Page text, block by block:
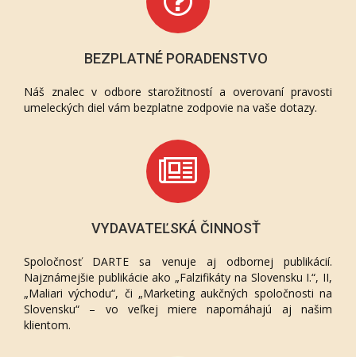
BEZPLATNÉ PORADENSTVO
Náš znalec v odbore starožitností a overovaní pravosti
umeleckých diel vám bezplatne zodpovie na vaše dotazy.
VYDAVATEĽSKÁ ČINNOSŤ
Spoločnosť DARTE sa venuje aj odbornej publikácií.
Najznámejšie publikácie ako „Falzifikáty na Slovensku I.“, II,
„Maliari východu“, či „Marketing aukčných spoločnosti na
Slovensku“ – vo veľkej miere napomáhajú aj našim
klientom.